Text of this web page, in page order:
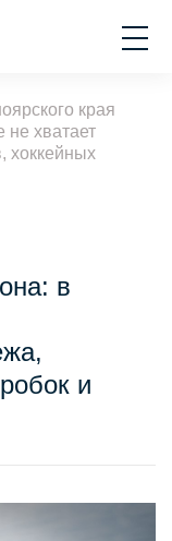
края
не хватает
хоккейных
в
и